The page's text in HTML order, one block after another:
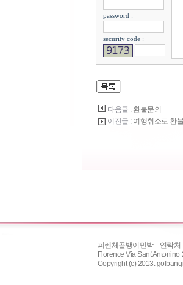
password :
security code :
다음글 : 환불문의
이전글 : 여행취소로 환
피렌체골뱅이민박 연락처
Florence Via
Copyright (c) 2013.